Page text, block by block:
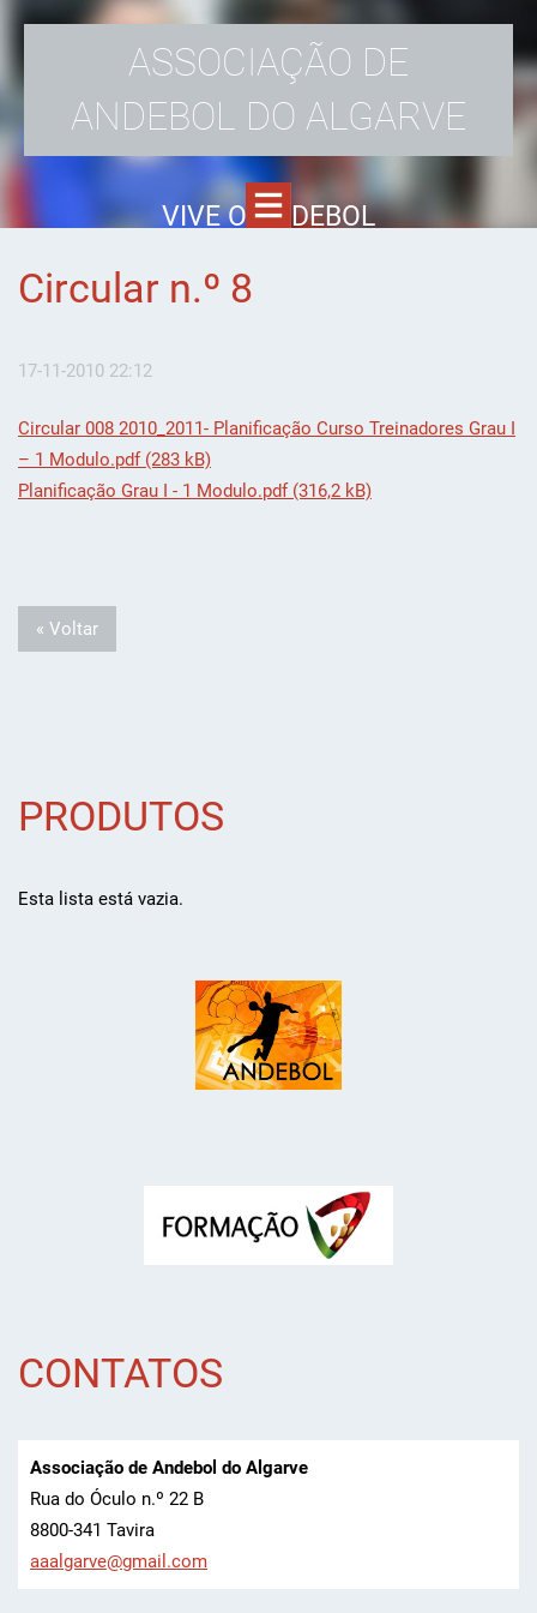
ASSOCIAÇÃO DE
ANDEBOL DO ALGARVE
VIVE O ANDEBOL
Circular n.º 8
17-11-2010 22:12
Circular 008 2010_2011- Planificação Curso Treinadores Grau I
– 1 Modulo.pdf (283 kB)
Planificação Grau I - 1 Modulo.pdf (316,2 kB)
« Voltar
PRODUTOS
Esta lista está vazia.
CONTATOS
Associação de Andebol do Algarve
Rua do Óculo n.º 22 B
8800-341 Tavira
aaalgarve@gmail.com